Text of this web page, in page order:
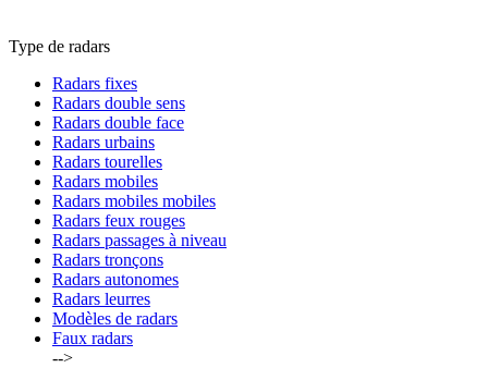
Type de radars
Radars fixes
Radars double sens
Radars double face
Radars urbains
Radars tourelles
Radars mobiles
Radars mobiles mobiles
Radars feux rouges
Radars passages à niveau
Radars tronçons
Radars autonomes
Radars leurres
Modèles de radars
Faux radars
-->